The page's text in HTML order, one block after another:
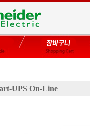
UPS On-Line